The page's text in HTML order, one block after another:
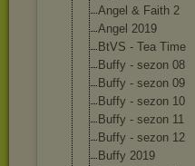
Angel & Faith 2
Angel 2019
BtVS - Tea Time
Buffy - sezon 08
Buffy - sezon 09
Buffy - sezon 10
Buffy - sezon 11
Buffy - sezon 12
Buffy 2019